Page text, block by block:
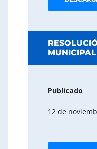
Publicado
12 de